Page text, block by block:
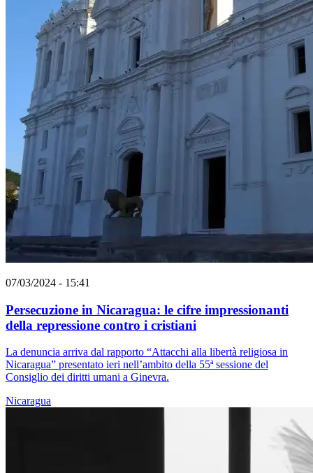
07/03/2024 - 15:41
Persecuzione in Nicaragua: le cifre impressionanti
della repressione contro i cristiani
La denuncia arriva dal rapporto “Attacchi alla libertà religiosa in
Nicaragua” presentato ieri nell’ambito della 55ª sessione del
Consiglio dei diritti umani a Ginevra.
Nicaragua